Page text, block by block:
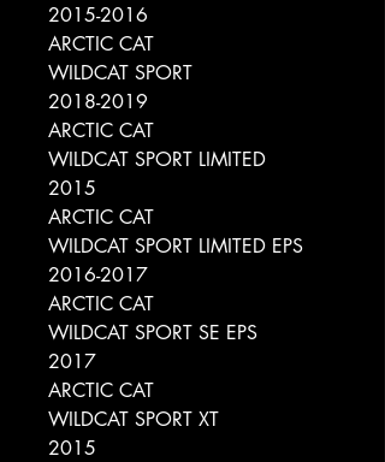
2015-2016
ARCTIC CAT
WILDCAT SPORT
2018-2019
ARCTIC CAT
WILDCAT SPORT LIMITED
2015
ARCTIC CAT
WILDCAT SPORT LIMITED EPS
2016-2017
ARCTIC CAT
WILDCAT SPORT SE EPS
2017
ARCTIC CAT
WILDCAT SPORT XT
2015